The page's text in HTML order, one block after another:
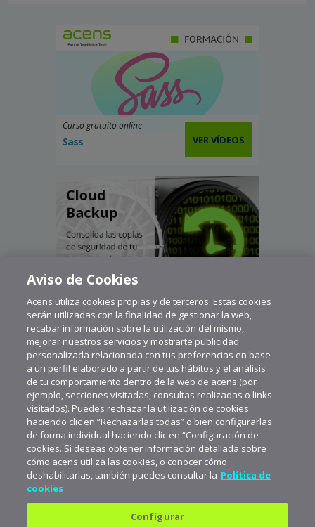
Curso gratuito online
Sass VER VÍDEOS
Aviso de Cookies
Acens utiliza cookies propias y de terceros. Estas cookies
serán utilizadas con la finalidad de gestionar la web,
recabar información sobre la utilización del mismo,
mejorar nuestros servicios y mostrarte publicidad
personalizada relacionada con tus preferencias en base
a un perfil elaborado a partir de tus hábitos y el análisis
de tu comportamiento dentro de la web de acens (por
ejemplo, secciones visitadas, consultas realizadas o links
visitados). Puedes rechazar la utilización de cookies
haciendo clic en “Rechazarlas todas” o bien configurarlas
de forma individual haciendo clic en “Configuración de
cookies. Si deseas obtener información detallada sobre
cómo acens utiliza las cookies, o conocer cómo
deshabilitarlas, también puedes consultar la Política de
cookies
Configurar